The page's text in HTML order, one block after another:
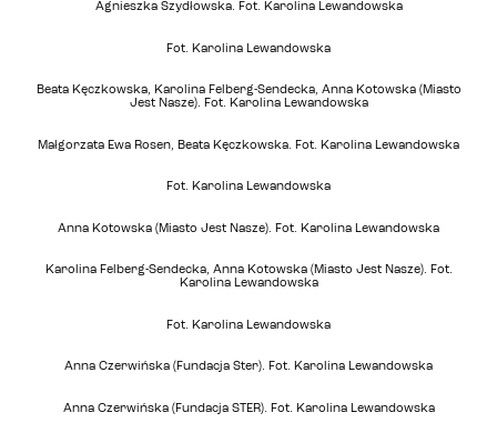
Agnieszka Szydłowska. Fot. Karolina Lewandowska
Fot. Karolina Lewandowska
Beata Kęczkowska, Karolina Felberg-Sendecka, Anna Kotowska (Miasto
Jest Nasze). Fot. Karolina Lewandowska
Małgorzata Ewa Rosen, Beata Kęczkowska. Fot. Karolina Lewandowska
Fot. Karolina Lewandowska
Anna Kotowska (Miasto Jest Nasze). Fot. Karolina Lewandowska
Karolina Felberg-Sendecka, Anna Kotowska (Miasto Jest Nasze). Fot.
Karolina Lewandowska
Fot. Karolina Lewandowska
Anna Czerwińska (Fundacja Ster). Fot. Karolina Lewandowska
Anna Czerwińska (Fundacja STER). Fot. Karolina Lewandowska